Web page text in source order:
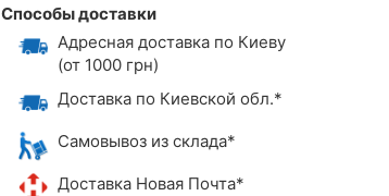
Способы доставки
Адресная доставка по Киеву
(от 1000 грн)
Доставка по Киевской обл.*
Самовывоз из склада*
Доставка Новая Почта*